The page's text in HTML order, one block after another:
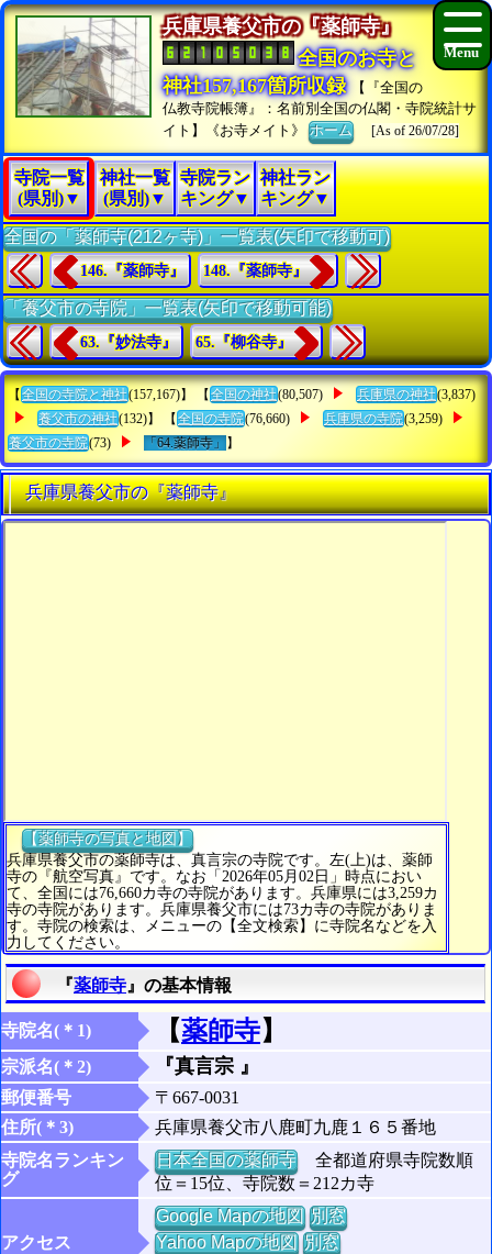
兵庫県養父市の『薬師寺』
全国のお寺と
神社157,167箇所収録
【『全国の
仏教寺院帳簿』：名前別全国の仏閣・寺院統計サ
イト】《お寺メイト》ホーム [As of 26/07/28]
寺院一覧
(県別)▼
神社一覧
(県別)▼
寺院ラン
キング▼
神社ラン
キング▼
全国の「薬師寺(212ヶ寺)」一覧表(矢印で移動可)
146.『薬師寺』 148.『薬師寺』
「養父市の寺院」一覧表(矢印で移動可能)
63.『妙法寺』 65.『柳谷寺』
【 全国の寺院と神社(157,167)】 【 全国の神社(80,507) 兵庫県の神社(3,837)
養父市の神社(132)】 【 全国の寺院(76,660) 兵庫県の寺院(3,259)
養父市の寺院(73) 「64.薬師寺」 】
兵庫県養父市の『薬師寺』
【薬師寺の写真と地図】
兵庫県養父市の薬師寺は、真言宗の寺院です。左(上)は、薬師
寺の『航空写真』です。なお「2026年05月02日」時点におい
て、全国には76,660カ寺の寺院があります。兵庫県には3,259カ
寺の寺院があります。兵庫県養父市には73カ寺の寺院がありま
す。寺院の検索は、メニューの【全文検索】に寺院名などを入
力してください。
『薬師寺 』の基本情報
寺院名(＊1) 【薬師寺】
宗派名(＊2) 『真言宗 』
郵便番号
〒667-0031
住所(＊3)
兵庫県養父市八鹿町九鹿１６５番地
寺院名ランキン
グ
日本全国の薬師寺全都道府県寺院数順
位＝15位、寺院数＝212カ寺
アクセス
Google Mapの地図 別窓
Yahoo Mapの地図 別窓